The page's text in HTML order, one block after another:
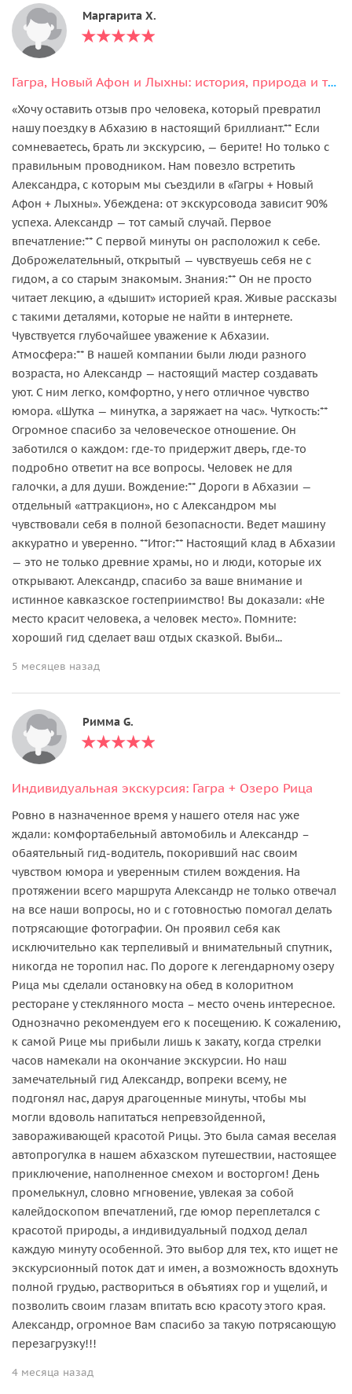
Маргарита Х.
Гагра, Новый Афон и Лыхны: история, природа и традиции Абхазии
«Хочу оставить отзыв про человека, который превратил
нашу поездку в Абхазию в настоящий бриллиант.** Если
сомневаетесь, брать ли экскурсию, — берите! Но только с
правильным проводником. Нам повезло встретить
Александра, с которым мы съездили в «Гагры + Новый
Афон + Лыхны». Убеждена: от экскурсовода зависит 90%
успеха. Александр — тот самый случай. Первое
впечатление:** С первой минуты он расположил к себе.
Доброжелательный, открытый — чувствуешь себя не с
гидом, а со старым знакомым. Знания:** Он не просто
читает лекцию, а «дышит» историей края. Живые рассказы
с такими деталями, которые не найти в интернете.
Чувствуется глубочайшее уважение к Абхазии.
Атмосфера:** В нашей компании были люди разного
возраста, но Александр — настоящий мастер создавать
уют. С ним легко, комфортно, у него отличное чувство
юмора. «Шутка — минутка, а заряжает на час». Чуткость:**
Огромное спасибо за человеческое отношение. Он
заботился о каждом: где-то придержит дверь, где-то
подробно ответит на все вопросы. Человек не для
галочки, а для души. Вождение:** Дороги в Абхазии —
отдельный «аттракцион», но с Александром мы
чувствовали себя в полной безопасности. Ведет машину
аккуратно и уверенно. **Итог:** Настоящий клад в Абхазии
— это не только древние храмы, но и люди, которые их
открывают. Александр, спасибо за ваше внимание и
истинное кавказское гостеприимство! Вы доказали: «Не
место красит человека, а человек место». Помните:
хороший гид сделает ваш отдых сказкой. Выби...
5 месяцев назад
Римма G.
Индивидуальная экскурсия: Гагра + Озеро Рица
Ровно в назначенное время у нашего отеля нас уже
ждали: комфортабельный автомобиль и Александр –
обаятельный гид-водитель, покоривший нас своим
чувством юмора и уверенным стилем вождения. На
протяжении всего маршрута Александр не только отвечал
на все наши вопросы, но и с готовностью помогал делать
потрясающие фотографии. Он проявил себя как
исключительно как терпеливый и внимательный спутник,
никогда не торопил нас. По дороге к легендарному озеру
Рица мы сделали остановку на обед в колоритном
ресторане у стеклянного моста – место очень интересное.
Однозначно рекомендуем его к посещению. К сожалению,
к самой Рице мы прибыли лишь к закату, когда стрелки
часов намекали на окончание экскурсии. Но наш
замечательный гид Александр, вопреки всему, не
подгонял нас, даруя драгоценные минуты, чтобы мы
могли вдоволь напитаться непревзойденной,
завораживающей красотой Рицы. Это была самая веселая
автопрогулка в нашем абхазском путешествии, настоящее
приключение, наполненное смехом и восторгом! День
промелькнул, словно мгновение, увлекая за собой
калейдоскопом впечатлений, где юмор переплетался с
красотой природы, а индивидуальный подход делал
каждую минуту особенной. Это выбор для тех, кто ищет не
экскурсионный поток дат и имен, а возможность вдохнуть
полной грудью, раствориться в объятиях гор и ущелий, и
позволить своим глазам впитать всю красоту этого края.
Александр, огромное Вам спасибо за такую потрясающую
перезагрузку!!!
4 месяца назад